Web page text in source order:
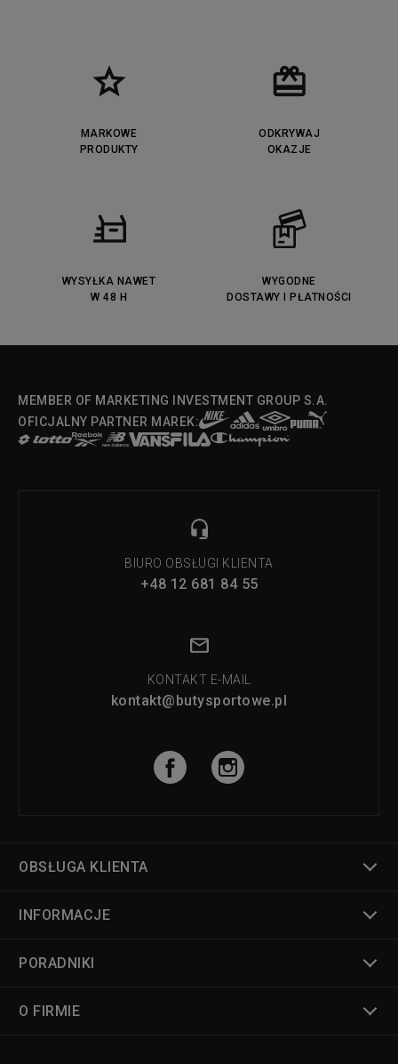
MARKOWE
PRODUKTY
ODKRYWAJ
OKAZJE
WYSYŁKA NAWET
W 48 H
WYGODNE
DOSTAWY I PŁATNOŚCI
MEMBER OF MARKETING INVESTMENT GROUP S.A.
OFICJALNY PARTNER MAREK:
BIURO OBSŁUGI KLIENTA
+48 12 681 84 55
KONTAKT E-MAIL
kontakt@butysportowe.pl
OBSŁUGA KLIENTA
INFORMACJE
PORADNIKI
O FIRMIE